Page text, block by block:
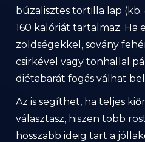
búzalisztes tortilla lap
160 kalóriát tartalmaz. Ha
zöldségekkel, sovány
csirkével vagy tonhallal
diétabarát fogás válhat
Az is segíthet, ha teljes
választasz, hiszen több
hosszabb ideig tart a